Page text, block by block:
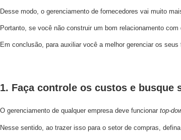
Desse modo, o gerenciamento de fornecedores vai muito
Portanto, se você não construir um bom relacionamento
Em conclusão, para auxiliar você a melhor gerenciar os
1. Faça controle os custos e busque
O gerenciamento de qualquer empresa deve funcionar top-
Nesse sentido, ao trazer isso para o setor de compras,